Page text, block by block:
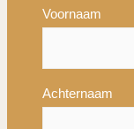
Voornaam
Achternaam